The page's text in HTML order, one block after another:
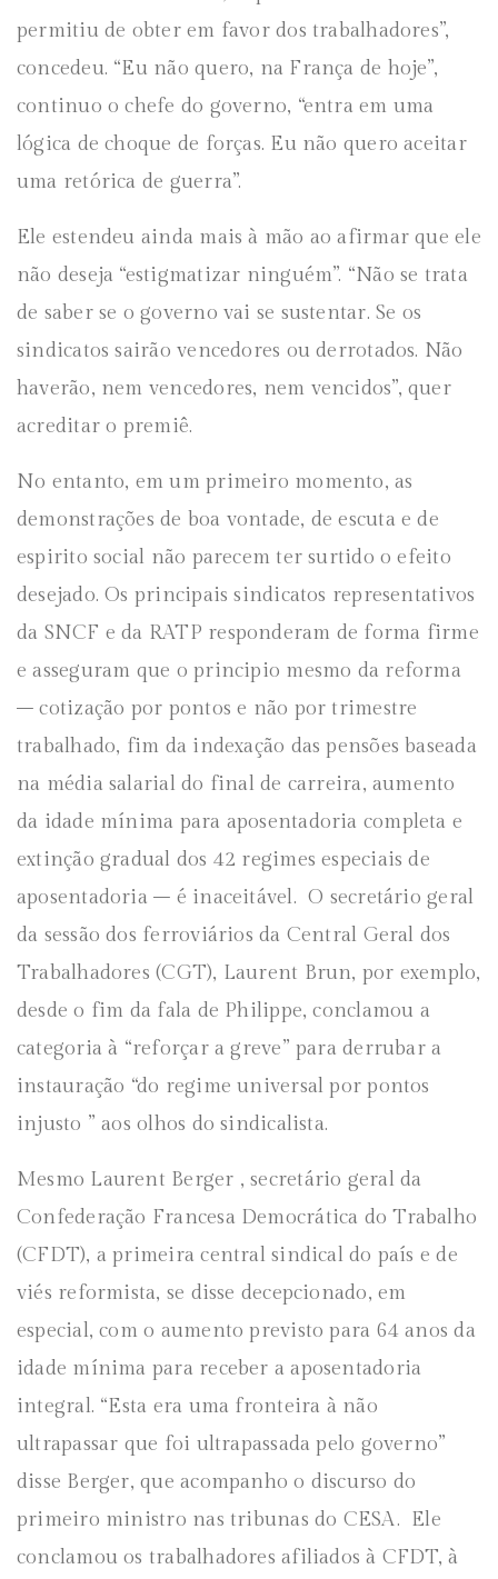
permitiu de obter em favor dos trabalhadores”,
concedeu. “Eu não quero, na França de hoje”,
continuo o chefe do governo, “entra em uma
lógica de choque de forças. Eu não quero aceitar
uma retórica de guerra”.
Ele estendeu ainda mais à mão ao afirmar que ele
não deseja “estigmatizar ninguém”. “Não se trata
de saber se o governo vai se sustentar. Se os
sindicatos sairão vencedores ou derrotados. Não
haverão, nem vencedores, nem vencidos”, quer
acreditar o premiê.
No entanto, em um primeiro momento, as
demonstrações de boa vontade, de escuta e de
espirito social não parecem ter surtido o efeito
desejado. Os principais sindicatos representativos
da SNCF e da RATP responderam de forma firme
e asseguram que o principio mesmo da reforma
– cotização por pontos e não por trimestre
trabalhado, fim da indexação das pensões baseada
na média salarial do final de carreira, aumento
da idade mínima para aposentadoria completa e
extinção gradual dos 42 regimes especiais de
aposentadoria – é inaceitável. O secretário geral
da sessão dos ferroviários da Central Geral dos
Trabalhadores (CGT), Laurent Brun, por exemplo,
desde o fim da fala de Philippe, conclamou a
categoria à “reforçar a greve” para derrubar a
instauração “do regime universal por pontos
injusto ” aos olhos do sindicalista.
Mesmo Laurent Berger , secretário geral da
Confederação Francesa Democrática do Trabalho
(CFDT), a primeira central sindical do país e de
viés reformista, se disse decepcionado, em
especial, com o aumento previsto para 64 anos da
idade mínima para receber a aposentadoria
integral. “Esta era uma fronteira à não
ultrapassar que foi ultrapassada pelo governo”
disse Berger, que acompanho o discurso do
primeiro ministro nas tribunas do CESA. Ele
conclamou os trabalhadores afiliados à CFDT, à